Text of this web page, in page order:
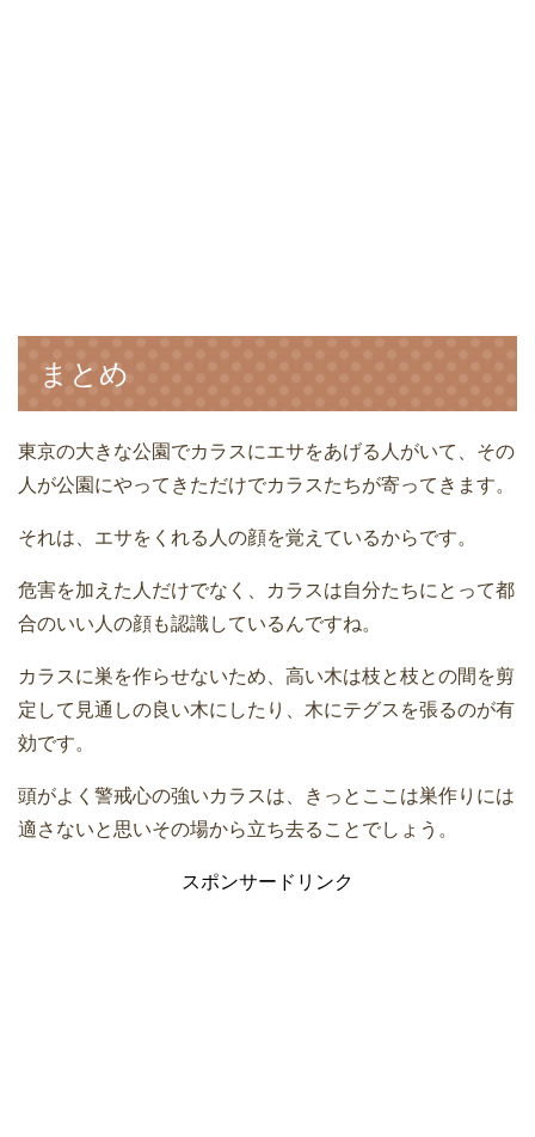
まとめ
東京の大きな公園でカラスにエサをあげる人がいて、その
人が公園にやってきただけでカラスたちが寄ってきます。
それは、エサをくれる人の顔を覚えているからです。
危害を加えた人だけでなく、カラスは自分たちにとって都
合のいい人の顔も認識しているんですね。
カラスに巣を作らせないため、高い木は枝と枝との間を剪
定して見通しの良い木にしたり、木にテグスを張るのが有
効です。
頭がよく警戒心の強いカラスは、きっとここは巣作りには
適さないと思いその場から立ち去ることでしょう。
スポンサードリンク